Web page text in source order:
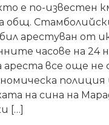
е по-известен
общ.
арестуван от
часове на 24
все още не
полиция
на сина на
[…]